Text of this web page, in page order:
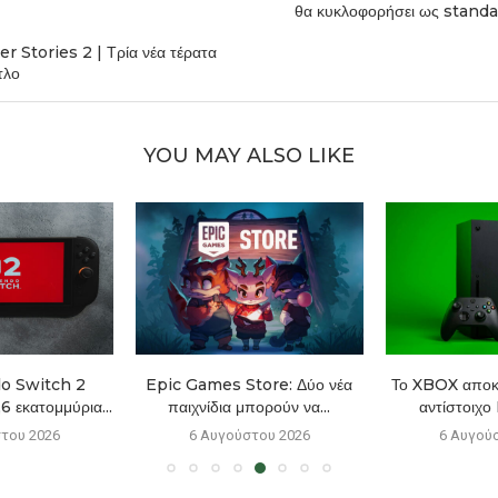
Stories 2 | Τρία νέα τέρατα
θα κυκλοφορήσει ως
YOU MAY ALSO LIKE
Switch 2
εκατομμύρια...
2026
Epic Games Store: Δύο νέα
παιχνίδια μπορούν να...
6 Αυγούστου 2026
Το XBOX
6